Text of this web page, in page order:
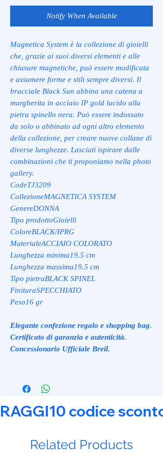
Notify When Available
Magnetica System è la collezione di gioielli
che, grazie ai suoi diversi elementi e alle
chiusure magnetiche, può essere modificata
e assumere forme e stili sempre diversi. Il
bracciale Black Sun abbina una catena a
margherita in acciaio IP gold lucido alla
pietra spinello nera. Può essere indossato
da solo o abbinato ad ogni altro elemento
della collezione, per creare nuove collane di
diverse lunghezze. Lasciati ispirare dalle
combinazioni che ti proponiamo nella photo
gallery.
CodeTJ3209
CollezioneMAGNETICA SYSTEM
GenereDONNA
Tipo prodottoGioielli
ColoreBLACK/IPRG
MaterialeACCIAIO COLORATO
Lunghezza minima19.5 cm
Lunghezza massima19.5 cm
Tipo pietraBLACK SPINEL
FinituraSPECCHIATO
Peso16 gr
Elegante confezione regalo e shopping bag.
Certificato di garanzia e autenticità.
Concessionario Ufficiale Breil.
RAGGI10 codice
Related Products